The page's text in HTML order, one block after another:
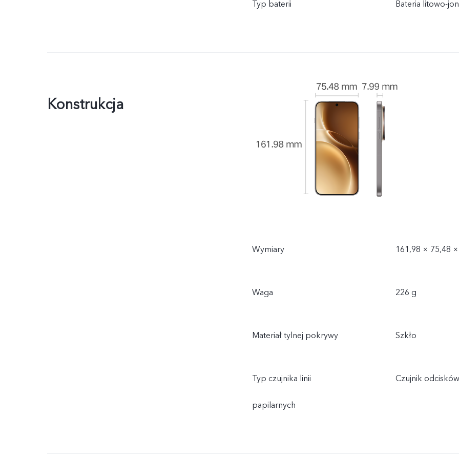
Typ baterii Bateria litowo-
Konstrukcja
Wymiary 161,98 × 75,48
Waga 226 g
Materiał tylnej pokrywy Szkło
Typ czujnika linii
papilarnych
Czujnik